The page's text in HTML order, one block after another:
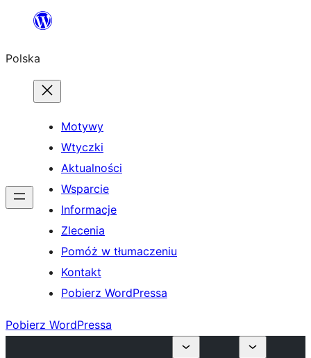
Przejdź
treści
Polska
Motywy
Wtyczki
Aktualności
Wsparcie
Informacje
Zlecenia
Pomóż w tłumaczeniu
Kontakt
Pobierz WordPressa
Pobierz WordPressa